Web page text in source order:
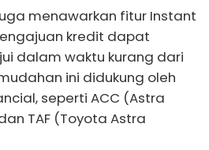
menawarkan fitur Instant
kredit dapat
dalam waktu kurang dari
ini didukung oleh
seperti ACC (Astra
TAF (Toyota Astra